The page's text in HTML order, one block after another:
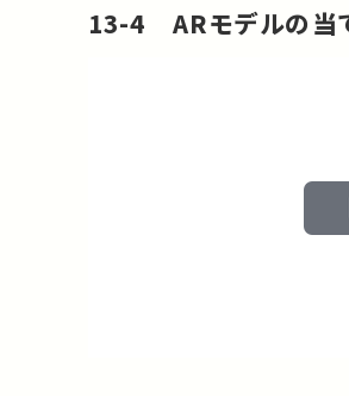
13-4 ARモデルの当